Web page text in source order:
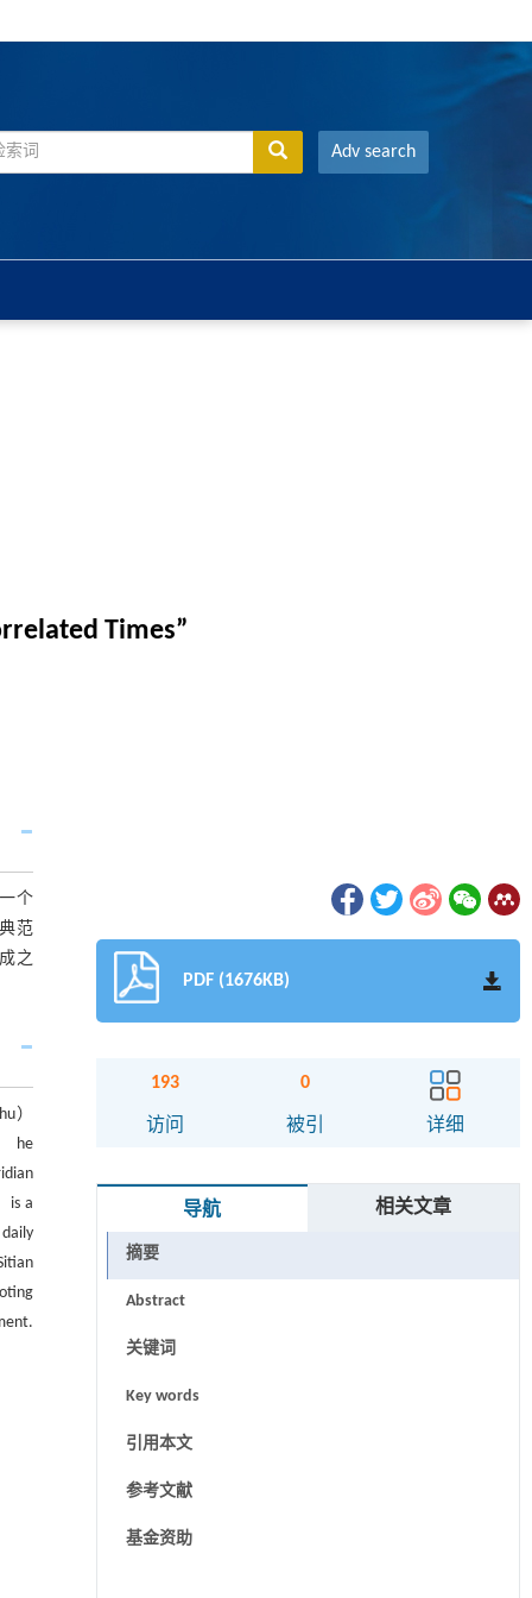
Adv search
Times”
个
范
之
）
he
is a
PDF (1676KB)
193
访问
0
被引 详细
导航 相关文章
摘要
Abstract
关键词
Key words
引用本文
参考文献
基金资助